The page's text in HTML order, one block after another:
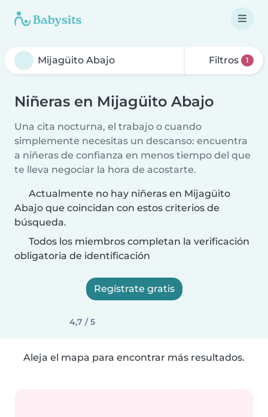
Filtros 1
Niñeras en Mijagüito Abajo
Una cita nocturna, el trabajo o cuando
simplemente necesitas un descanso: encuentra
a niñeras de confianza en menos tiempo del que
te lleva negociar la hora de acostarte.
Actualmente no hay niñeras en Mijagüito
Abajo que coincidan con estos criterios de
búsqueda.
Todos los miembros completan la verificación
obligatoria de identificación
Regístrate gratis
4,7 / 5
Aleja el mapa para encontrar más resultados.